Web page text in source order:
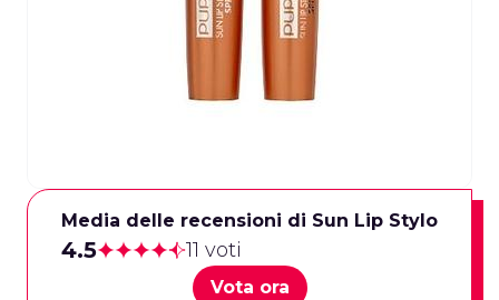
Media delle recensioni di Sun Lip Stylo
4.5 11 voti
Vota ora